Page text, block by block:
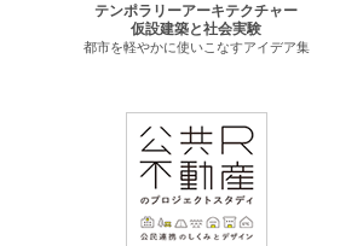
テンポラリーアーキテクチャー
仮設建築と社会実験
都市を軽やかに使いこなすアイデア集